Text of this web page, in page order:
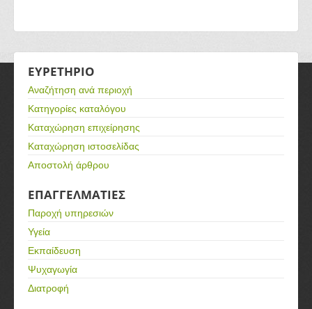
ΕΥΡΕΤΗΡΙΟ
Αναζήτηση ανά περιοχή
Κατηγορίες καταλόγου
Καταχώρηση επιχείρησης
Καταχώρηση ιστοσελίδας
Αποστολή άρθρου
ΕΠΑΓΓΕΛΜΑΤΙΕΣ
Παροχή υπηρεσιών
Υγεία
Εκπαίδευση
Ψυχαγωγία
Διατροφή